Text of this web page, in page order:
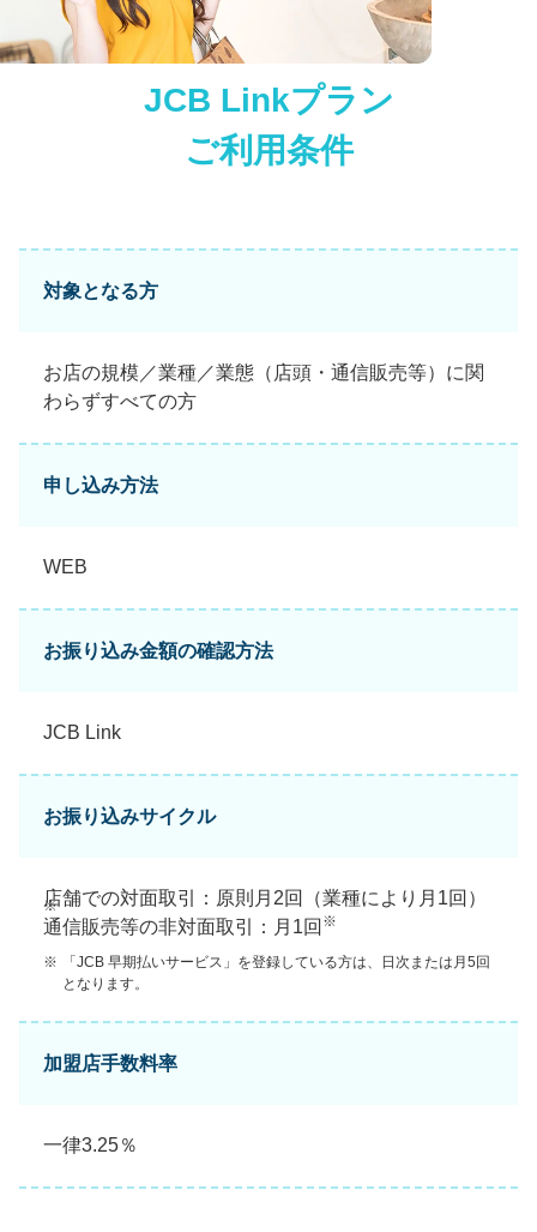
JCB Linkプラン
ご利用条件
対象となる方
お店の規模／業種／業態（店頭・通信販売等）に関
わらずすべての方
申し込み方法
WEB
お振り込み金額の確認方法
JCB Link
お振り込みサイクル
店舗での対面取引：原則月2回（業種により月1回）
※
通信販売等の非対面取引：月1回 ※
※
「JCB 早期払いサービス」を登録している方は、日次または月5回
となります。
加盟店手数料率
一律3.25％